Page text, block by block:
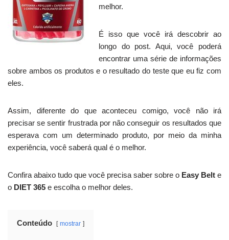
melhor.
É isso que você irá descobrir ao
longo do post. Aqui, você poderá
encontrar uma série de informações
sobre ambos os produtos e o resultado do teste que eu fiz com
eles.
Assim, diferente do que aconteceu comigo, você não irá
precisar se sentir frustrada por não conseguir os resultados que
esperava com um determinado produto, por meio da minha
experiência, você saberá qual é o melhor.
Confira abaixo tudo que você precisa saber sobre o Easy Belt e
o DIET 365 e escolha o melhor deles.
Conteúdo mostrar